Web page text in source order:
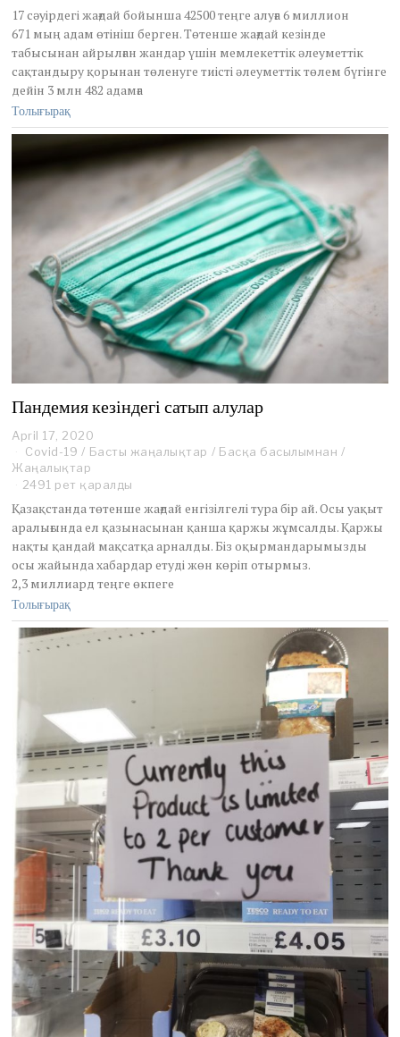
e
2
,
2
0
17 сәуірдегі жағдай бойынша 42500 теңге алуға 6 миллион
671 мың адам өтініш берген. Төтенше жағдай кезінде
табысынан айрылған жандар үшін мемлекеттік әлеуметтік
сақтандыру қорынан төленуге тиісті әлеуметтік төлем бүгінге
дейін 3 млн 482 адамға
Толығырақ
Пандемия кезіндегі сатып алулар
April 17, 2020
u
e
,
2
0
2
0
Covid-19 / Басты жаңалықтар / Басқа басылымнан /
Жаңалықтар
2491 рет қаралды
Қазақстанда төтенше жағдай енгізілгелі тура бір ай. Осы уақыт
аралығында ел қазынасынан қанша қаржы жұмсалды. Қаржы
нақты қандай мақсатқа арналды. Біз оқырмандарымызды
осы жайында хабардар етуді жөн көріп отырмыз.
2,3 миллиард теңге өкпеге
Толығырақ